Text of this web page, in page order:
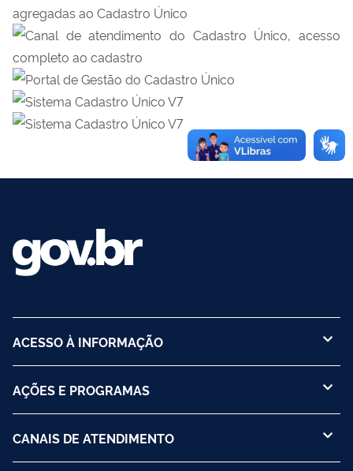
ACESSO À INFORMAÇÃO
AÇÕES E PROGRAMAS
CANAIS DE ATENDIMENTO